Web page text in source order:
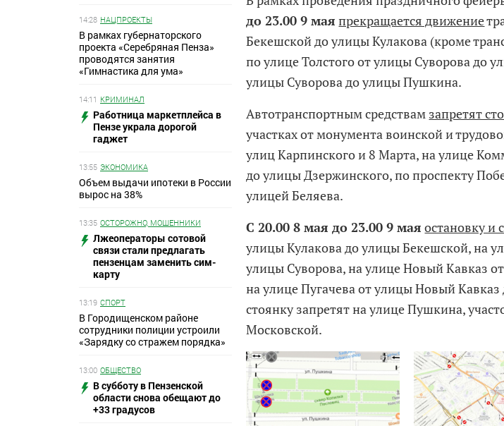
14:28 НАЦПРОЕКТЫ
В рамках губернаторского
проекта «Серебряная Пенза»
проводятся занятия
«Гимнастика для ума»
14:11 КРИМИНАЛ
Работница маркетплейса в
Пензе украла дорогой
гаджет
13:55 ЭКОНОМИКА
Объем выдачи ипотеки в России
вырос на 38%
13:35 ОСТОРОЖНО, МОШЕННИКИ
Лжеоператоры сотовой
связи стали предлагать
пензенцам заменить сим-
карту
13:19 СПОРТ
В Городищенском районе
сотрудники полиции устроили
«Зарядку со стражем порядка»
13:00 ОБЩЕСТВО
В субботу в Пензенской
области снова обещают до
+33 градусов
до 23.00 9 мая прекращается движение
Бекешской до улицы Кулакова (кроме
по улице Толстого от улицы Суворова до
улицы Суворова до улицы Пушкина.
Автотранспортным средствам запретят
участках от монумента воинской и
улиц Карпинского и 8 Марта, на улице
до улицы Дзержинского, по проспекту
улицей Беляева.
С 20.00 8 мая до 23.00 9 мая остановку и
улицы Кулакова до улицы Бекешской, на
улицы Суворова, на улице Новый Кавказ
на улице Пугачева от улицы Новый
стоянку запретят на улице Пушкина,
Московской.